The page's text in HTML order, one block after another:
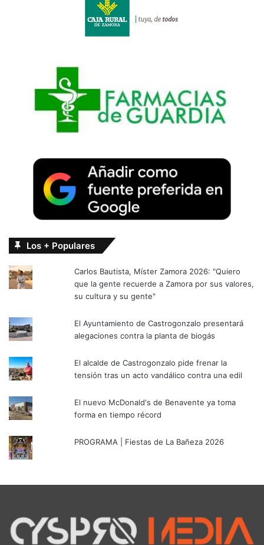
Los + Populares
Carlos Bautista, Míster Zamora 2026: "Quiero
que la gente recuerde a Zamora por sus valores,
su cultura y su gente"
El Ayuntamiento de Castrogonzalo presentará
alegaciones contra la planta de biogás
El alcalde de Castrogonzalo pide frenar la
tensión tras un acto vandálico contra una edil
El nuevo McDonald's de Benavente ya toma
forma en tiempo récord
PROGRAMA | Fiestas de La Bañeza 2026